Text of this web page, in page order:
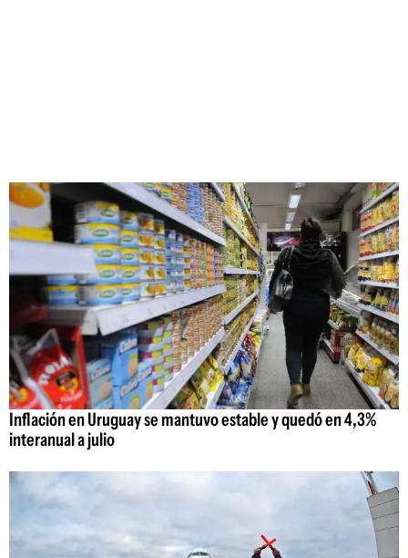
Inflación en Uruguay se mantuvo estable y quedó en 4,3%
interanual a julio